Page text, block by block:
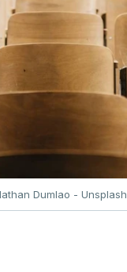
Dumlao - Unsplash